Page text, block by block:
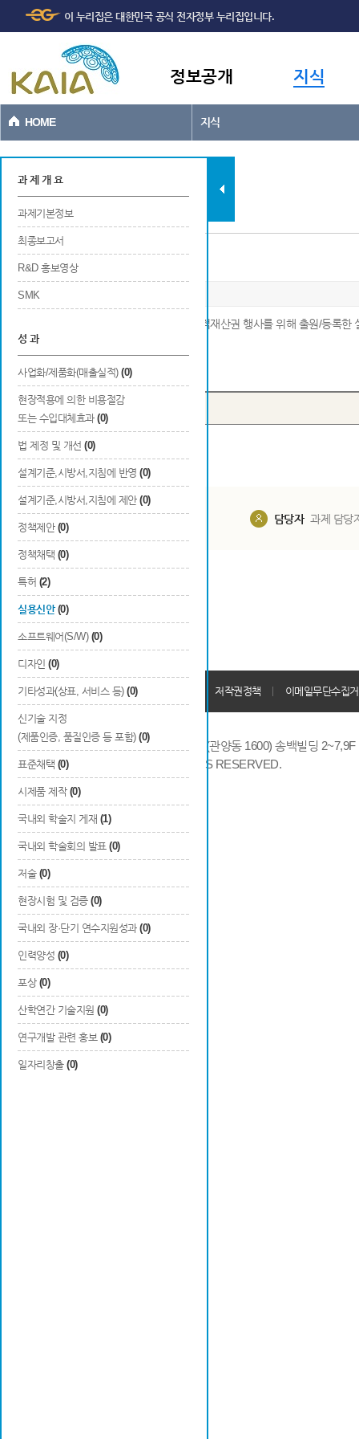
본문바로가기
이 누리집은 대한민국 공식 전자정부 누리집입니다.
정보공개 지식
HOME 지식
과제현황
과 제 개 요
과제기본정보
최종보고서
R&D 홍보영상
SMK
성 과
사업화/제품화(매출실적) (0)
현장적용에 의한 비용절감
또는 수입대체효과 (0)
법 제정 및 개선 (0)
설계기준,시방서,지침에 반영 (0)
설계기준,시방서,지침에 제안 (0)
정책제안 (0)
정책채택 (0)
특허 (2)
실용신안 (0)
소프트웨어(S/W) (0)
디자인 (0)
기타성과(상표, 서비스 등) (0)
신기술 지정
(제품인증, 품질인증 등 포함) (0)
표준채택 (0)
시제품 제작 (0)
국내외 학술지 게재 (1)
국내외 학술회의 발표 (0)
저술 (0)
현장시험 및 검증 (0)
국내외 장·단기 연수지원성과 (0)
인력양성 (0)
포상 (0)
산학연간 기술지원 (0)
연구개발 관련 홍보 (0)
일자리창출 (0)
실용신안
※ 연구개발 결과에 대해 국내 및 국외에서 지적재산권 행사를 위해 출원/등록한
Total0건
번호 출원국
담당자 과제 담당
개인정보처리방침 회원가입약관 저작권정책 이메일무단수집
14066 경기도 안양시 동안구 시민대로 286 (관양동 1600) 송백빌딩
COPYRIGHTS © 2014 KAIA, ALL RIGHTS RESERVED.